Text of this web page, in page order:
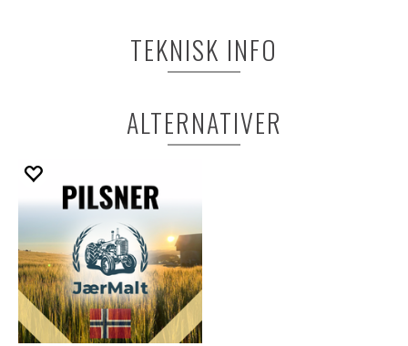
TEKNISK INFO
ALTERNATIVER